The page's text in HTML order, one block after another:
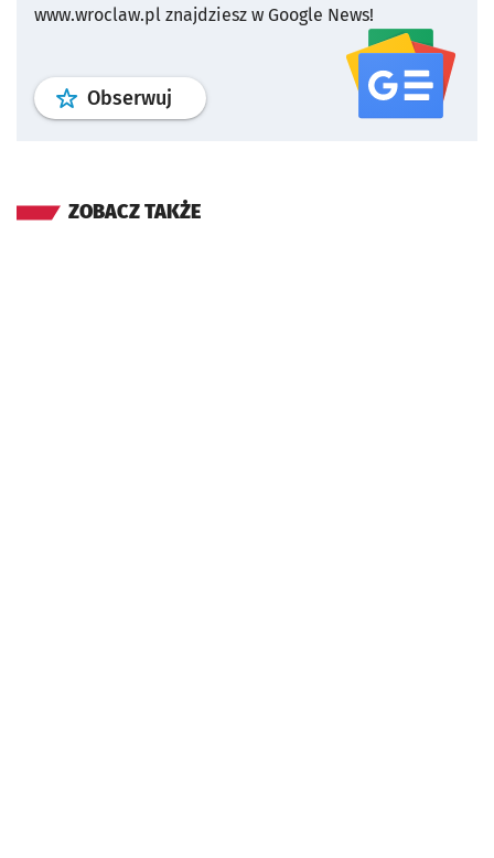
www.wroclaw.pl znajdziesz w Google News!
Obserwuj profil serwisu
ZOBACZ TAKŻE